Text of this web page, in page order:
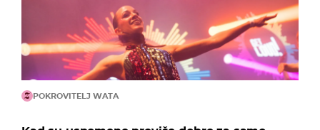
POKROVITELJ WATA